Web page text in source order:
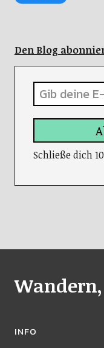
Den Blog
Schließe dich
INFO